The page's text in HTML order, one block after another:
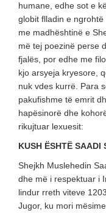
humane, edhe sot e
globit flladin e
me madhështinë e
më tej poezinë perse
fjalës, por edhe me
kjo arsyeja kryesore,
nuk vdes kurrë. Para
pakufishme të emrit
hapësinorë dhe
rikujtuar lexuesit:
KUSH ËSHTË SAADI
Shejkh Muslehedin
dhe më i respektuar i
lindur rreth viteve
Jugor, ku mori